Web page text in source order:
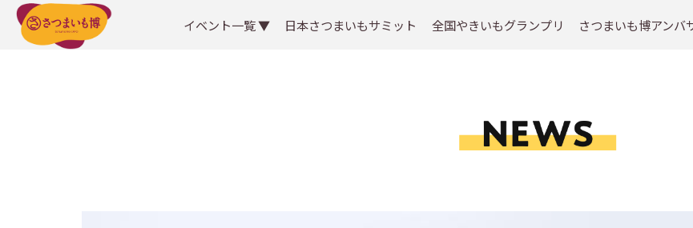
イベント一覧 ▼ 日本さつまいもサミット 全国やきいもグランプリ さつまいも博アンバ